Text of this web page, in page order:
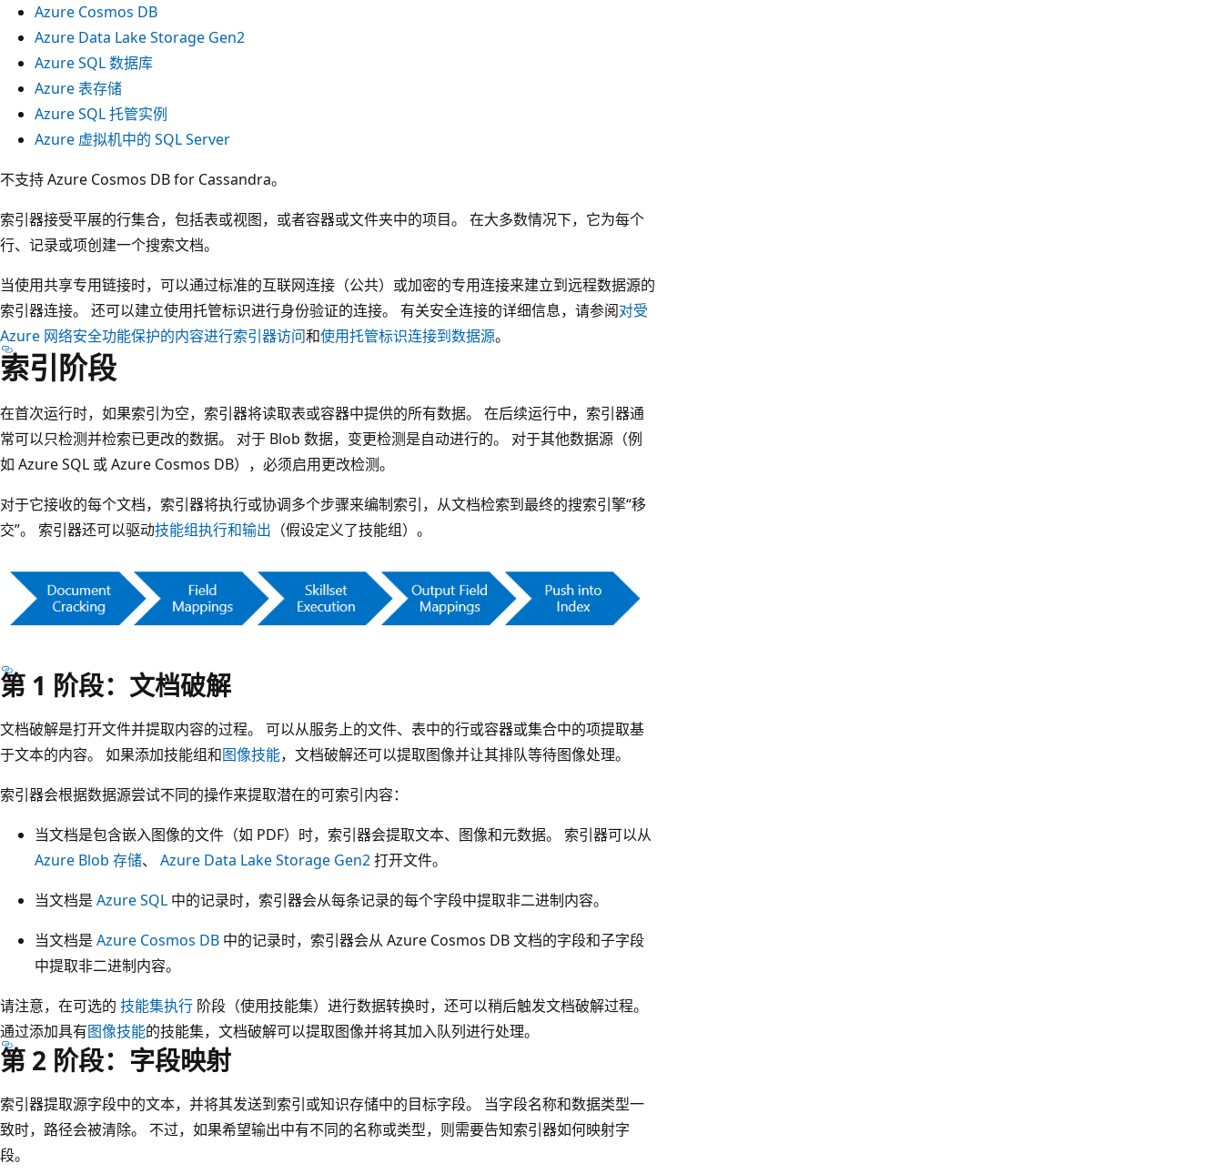
Azure Cosmos DB
Azure Data Lake Storage Gen2
Azure SQL 数据库
Azure 表存储
Azure SQL 托管实例
Azure 虚拟机中的 SQL Server
不支持 Azure Cosmos DB for Cassandra。
索引器接受平展的行集合，包括表或视图，或者容器或文件夹中的项目。 在大多数情况下，它为每个
行、记录或项创建一个搜索文档。
当使用共享专用链接时，可以通过标准的互联网连接（公共）或加密的专用连接来建立到远程数据源的
索引器连接。 还可以建立使用托管标识进行身份验证的连接。 有关安全连接的详细信息，请参阅对受
Azure 网络安全功能保护的内容进行索引器访问和使用托管标识连接到数据源。
索引阶段
在首次运行时，如果索引为空，索引器将读取表或容器中提供的所有数据。 在后续运行中，索引器通
常可以只检测并检索已更改的数据。 对于 Blob 数据，变更检测是自动进行的。 对于其他数据源（例
如 Azure SQL 或 Azure Cosmos DB），必须启用更改检测。
对于它接收的每个文档，索引器将执行或协调多个步骤来编制索引，从文档检索到最终的搜索引擎“移
交”。 索引器还可以驱动技能组执行和输出 （假设定义了技能组）。
第 1 阶段：文档破解
文档破解是打开文件并提取内容的过程。 可以从服务上的文件、表中的行或容器或集合中的项提取基
于文本的内容。 如果添加技能组和图像技能，文档破解还可以提取图像并让其排队等待图像处理。
索引器会根据数据源尝试不同的操作来提取潜在的可索引内容：
当文档是包含嵌入图像的文件（如 PDF）时，索引器会提取文本、图像和元数据。 索引器可以从
Azure Blob 存储、 Azure Data Lake Storage Gen2打开文件。
当文档是 Azure SQL 中的记录时，索引器会从每条记录的每个字段中提取非二进制内容。
当文档是 Azure Cosmos DB 中的记录时，索引器会从 Azure Cosmos DB 文档的字段和子字段
中提取非二进制内容。
请注意，在可选的 技能集执行 阶段（使用技能集）进行数据转换时，还可以稍后触发文档破解过程。
通过添加具有图像技能的技能集，文档破解可以提取图像并将其加入队列进行处理。
第 2 阶段：字段映射
索引器提取源字段中的文本，并将其发送到索引或知识存储中的目标字段。 当字段名称和数据类型一
致时，路径会被清除。 不过，如果希望输出中有不同的名称或类型，则需要告知索引器如何映射字
段。